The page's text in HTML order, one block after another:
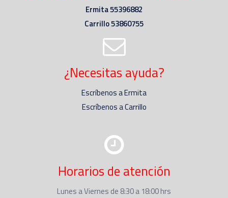
Ermita 55396882
Carrillo 53860755
¿Necesitas ayuda?
Escríbenos a Ermita
Escríbenos a Carrillo
Horarios de atención
Lunes a Viernes de 8:30 a 18:00 hrs